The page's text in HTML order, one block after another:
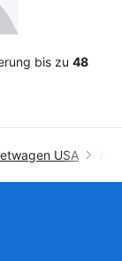
bis zu 48
USA